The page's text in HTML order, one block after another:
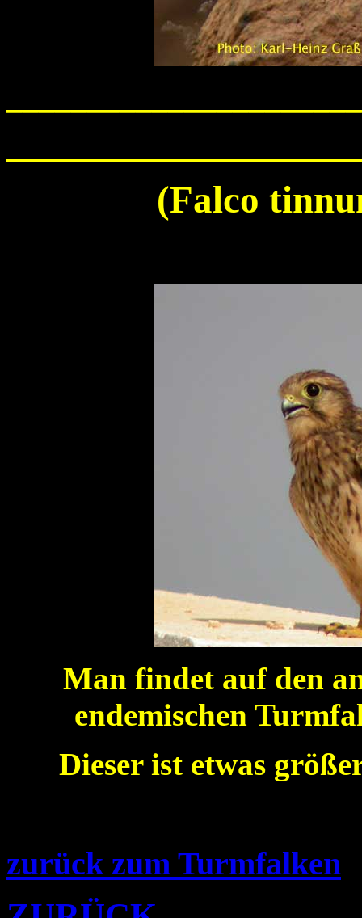
(Falco
Man findet auf den
endemischen
Dieser ist etwas
zurück zum Turmfalken